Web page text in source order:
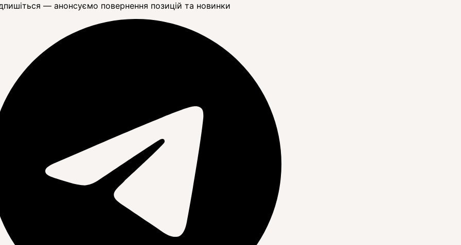
— анонсуємо повернення позицій та новинки